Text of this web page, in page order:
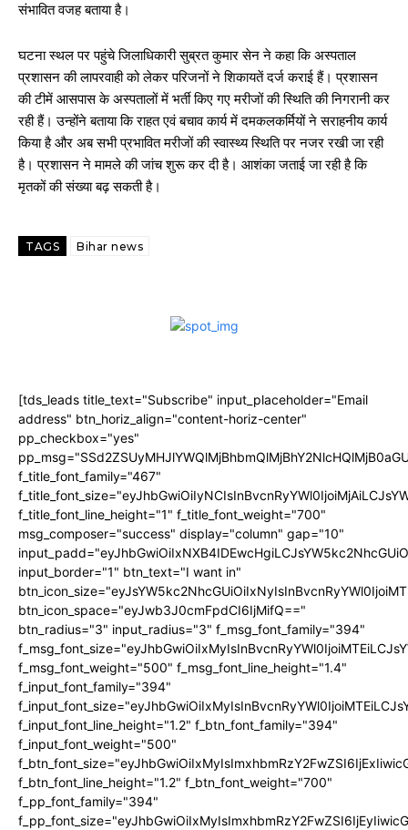
संभावित वजह बताया है।
घटना स्थल पर पहुंचे जिलाधिकारी सुब्रत कुमार सेन ने कहा कि अस्पताल
प्रशासन की लापरवाही को लेकर परिजनों ने शिकायतें दर्ज कराई हैं। प्रशासन
की टीमें आसपास के अस्पतालों में भर्ती किए गए मरीजों की स्थिति की निगरानी कर
रही हैं। उन्होंने बताया कि राहत एवं बचाव कार्य में दमकलकर्मियों ने सराहनीय कार्य
किया है और अब सभी प्रभावित मरीजों की स्वास्थ्य स्थिति पर नजर रखी जा रही
है। प्रशासन ने मामले की जांच शुरू कर दी है। आशंका जताई जा रही है कि
मृतकों की संख्या बढ़ सकती है।
TAGS Bihar news
[tds_leads title_text="Subscribe" input_placeholder="Email
address" btn_horiz_align="content-horiz-center"
pp_checkbox="yes"
f_title_font_family="467"
f_title_font_line_height="1" f_title_font_weight="700"
msg_composer="success" display="column" gap="10"
input_border="1" btn_text="I want in"
btn_icon_space="eyJwb3J0cmFpdCI6IjMifQ=="
btn_radius="3" input_radius="3" f_msg_font_family="394"
f_msg_font_weight="500" f_msg_font_line_height="1.4"
f_input_font_family="394"
f_input_font_line_height="1.2" f_btn_font_family="394"
f_input_font_weight="500"
f_btn_font_line_height="1.2" f_btn_font_weight="700"
f_pp_font_family="394"